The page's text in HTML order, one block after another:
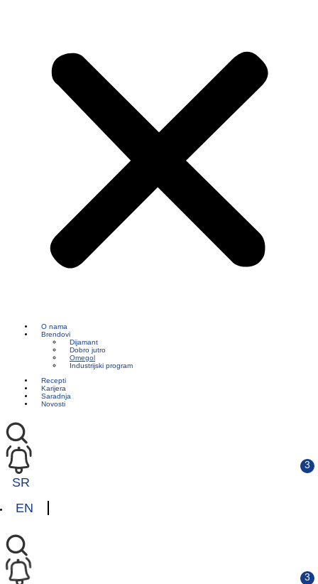
O nama
Brendovi
Dijamant
Dobro jutro
Omegol
Industrijski program
Recepti
Karijera
Saradnja
Novosti
SR
EN